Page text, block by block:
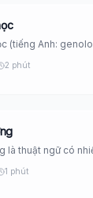
(tiếng Anh:
2 phút
là thuật ngữ có
1 phút